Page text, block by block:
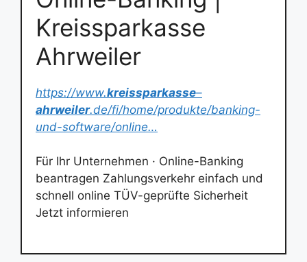
Kreissparkasse
Ahrweiler
https://www.kreissparkasse–
ahrweiler.de/fi/home/produkte/banking-
und-software/online…
Für Ihr Unternehmen · Online-Banking
beantragen Zahlungsverkehr einfach und
schnell online TÜV-geprüfte Sicherheit
Jetzt informieren